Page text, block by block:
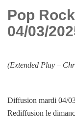
Pop
04/03/
(Extended Play –
Diffusion mardi 04/
Rediffusion le